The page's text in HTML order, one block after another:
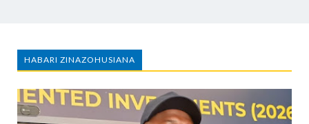
HABARI ZINAZOHUSIANA